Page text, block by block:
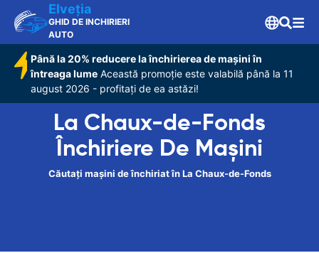
Elveţia
GHID DE INCHIRIERI
AUTO
Până la 20% reducere la închirierea de mașini în
întreaga lume Această promoție este valabilă până la 11
august 2026 - profitați de ea astăzi!
La Chaux-de-Fonds
Închiriere De Maşini
Căutați mașini de închiriat în La Chaux-de-Fonds